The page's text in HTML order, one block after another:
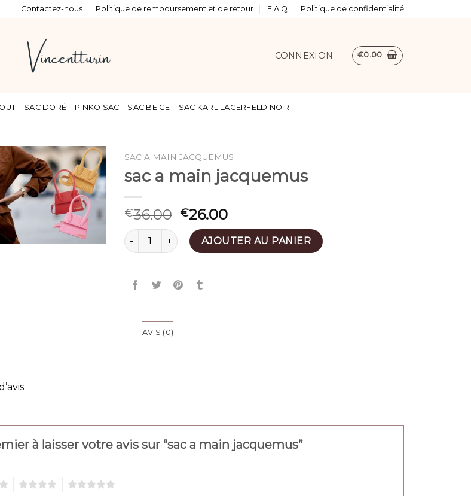
Contactez-nous Politique de remboursement et de retour F.A.Q Politique de confidentialité
CONNEXION €0.00
SAC DORÉ PINKO SAC SAC BEIGE SAC KARL LAGERFELD NOIR
SAC A MAIN JACQUEMUS
sac a main jacquemus
€36.00 €26.00
quantité de sac a main jacquemus
AJOUTER AU PANIER
AVIS (0)
à laisser votre avis sur “sac a main jacquemus”